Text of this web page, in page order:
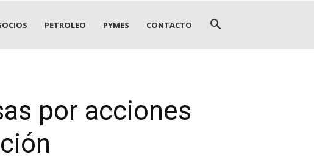
PETROLEO PYMES CONTACTO
por acciones